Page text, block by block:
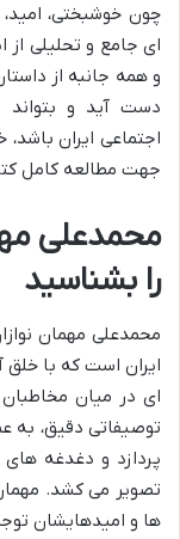
چون خوشبختی، امید،
ای جامع و تحلیلی از
و همه جانبه از
دست آید و بتواند
اجتماعی ایران
جهت مطالعه کامل
محمدعلی
را بشناسید
محمدعلی مهمان
ایران است که با خلق
ای در میان
توصیفاتی دقیق، به
پردازد و دغدغه های
تصویر می کشد. مهمان
ها و امیدهایشان